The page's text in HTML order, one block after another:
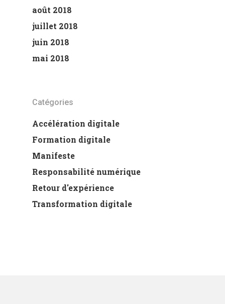
août 2018
juillet 2018
juin 2018
mai 2018
Catégories
Accélération digitale
Formation digitale
Manifeste
Responsabilité numérique
Retour d'expérience
Transformation digitale